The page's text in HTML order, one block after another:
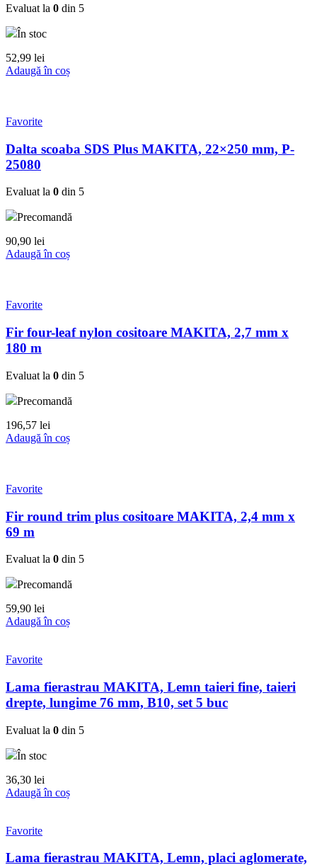
Evaluat la 0 din 5
În stoc
52,99 lei
Adaugă în coș
Favorite
Dalta scoaba SDS Plus MAKITA, 22×250 mm, P-
25080
Evaluat la 0 din 5
Precomandă
90,90 lei
Adaugă în coș
Favorite
Fir four-leaf nylon cositoare MAKITA, 2,7 mm x
180 m
Evaluat la 0 din 5
Precomandă
196,57 lei
Adaugă în coș
Favorite
Fir round trim plus cositoare MAKITA, 2,4 mm x
69 m
Evaluat la 0 din 5
Precomandă
59,90 lei
Adaugă în coș
Favorite
Lama fierastrau MAKITA, Lemn taieri fine, taieri
drepte, lungime 76 mm, B10, set 5 buc
Evaluat la 0 din 5
În stoc
36,30 lei
Adaugă în coș
Favorite
Lama fierastrau MAKITA, Lemn, placi aglomerate,